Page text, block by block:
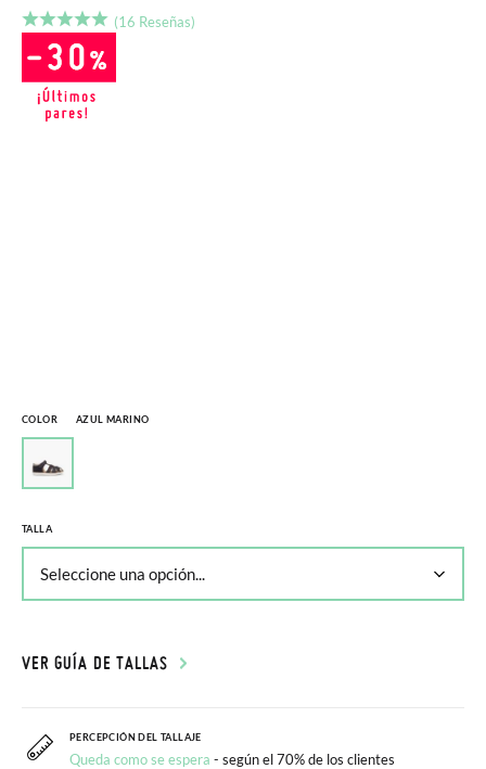
(16 Reseñas)
COLOR AZUL MARINO
TALLA
VER GUÍA DE TALLAS
PERCEPCIÓN DEL TALLAJE
Queda como se espera - según el 70% de los clientes